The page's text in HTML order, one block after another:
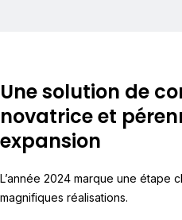
Une solution de
novatrice et
expansion
L’année 2024 marque une étape
magnifiques réalisations.